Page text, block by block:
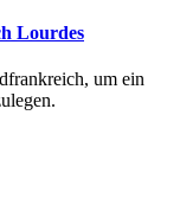
Lourdes
um ein